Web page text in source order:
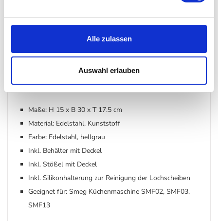
Alle zulassen
Auswahl erlauben
Lieferumfang: 3 Lochscheiben (Wurstfüller-Aufsatz, Kibbeh-
Aufsatz) für Ihre Smeg Küchenmaschine (alle)
Maße: H 15 x B 30 x T 17.5 cm
Material: Edelstahl, Kunststoff
Farbe: Edelstahl, hellgrau
Inkl. Behälter mit Deckel
Inkl. Stößel mit Deckel
Inkl. Silikonhalterung zur Reinigung der Lochscheiben
Geeignet für: Smeg Küchenmaschine SMF02, SMF03,
SMF13